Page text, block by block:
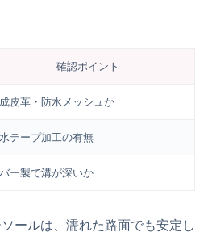
確認ポイント
皮革・防水メッシュか
テープ加工の有無
ー製で溝が深いか
ールは、濡れた路面でも安定し